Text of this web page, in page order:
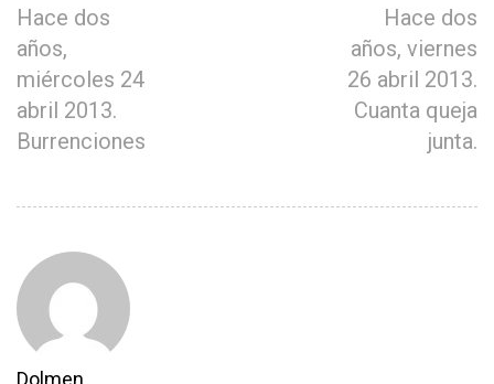
Hace dos
años,
miércoles 24
abril 2013.
Burrenciones
Hace dos
años, viernes
26 abril 2013.
Cuanta queja
junta.
Dolmen